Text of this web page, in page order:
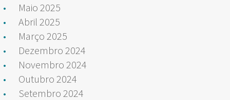
Maio 2025
Abril 2025
Março 2025
Dezembro 2024
Novembro 2024
Outubro 2024
Setembro 2024